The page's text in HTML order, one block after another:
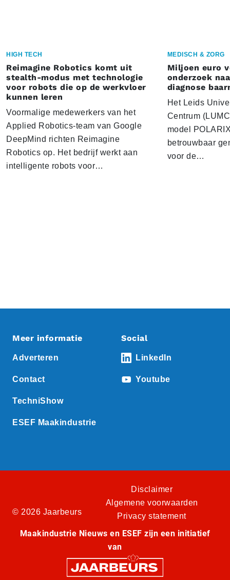
HIGH TECH
Reimagine Robotics komt uit
stealth-modus met technologie
voor robots die op de werkvloer
kunnen leren
Voormalige medewerkers van het
Applied Robotics-team van Google
DeepMind richten Reimagine
Robotics op. Het bedrijf werkt aan
intelligente robots voor…
MEDISCH & ZORG
Miljoen euro
onderzoek
diagnose
Het Leids
Centrum
model
betrouwbaar
voor de…
Meer informatie
Adverteren
Contact
TechniShow
ESEF Maakindustrie
Social
LinkedIn
Youtube
© 2026 Jaarbeurs
Disclaimer
Algemene voorwaarden
Privacy statement
Maakindustrie Nieuws en ESEF zijn een initiatief
van